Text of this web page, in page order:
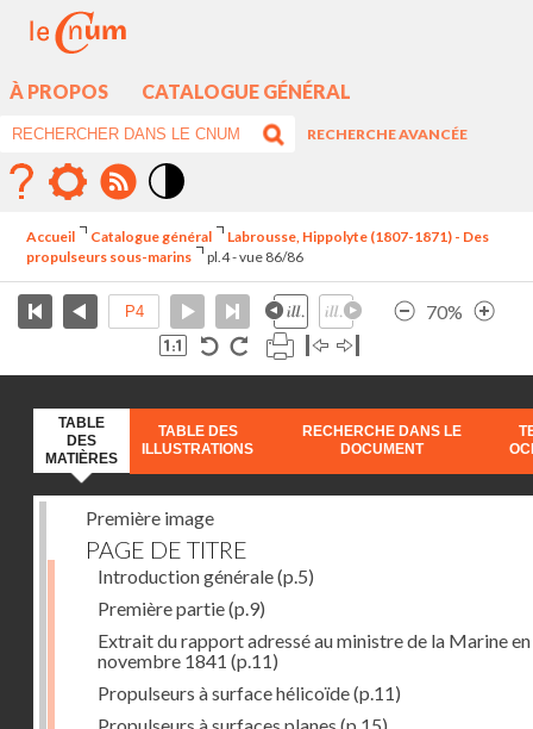
À PROPOS CATALOGUE GÉNÉRAL
RECHERCHE AVANCÉE
élévé
Accueil Catalogue général
Labrousse, Hippolyte (1807-1871) - Des
propulseurs sous-marins
pl.4 - vue 86/86
70%
TABLE
DES
MATIÈRES
TABLE DES
ILLUSTRATIONS
RECHERCHE DANS LE
DOCUMENT
Première image
PAGE DE TITRE
Introduction générale(p.5)
Première partie(p.9)
Extrait du rapport adressé au ministre de la Marine en
novembre 1841 (p.11)
Propulseurs à surface hélicoïde(p.11)
Propulseurs à surfaces planes (p.15)